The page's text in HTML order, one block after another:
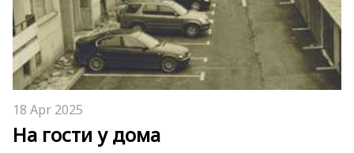
18 Apr 2025
На гости у дома